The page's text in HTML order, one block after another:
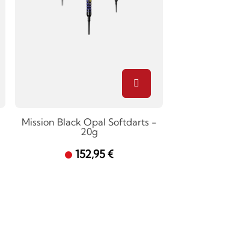
Mission Black Opal Softdarts -
20g
152,95 €